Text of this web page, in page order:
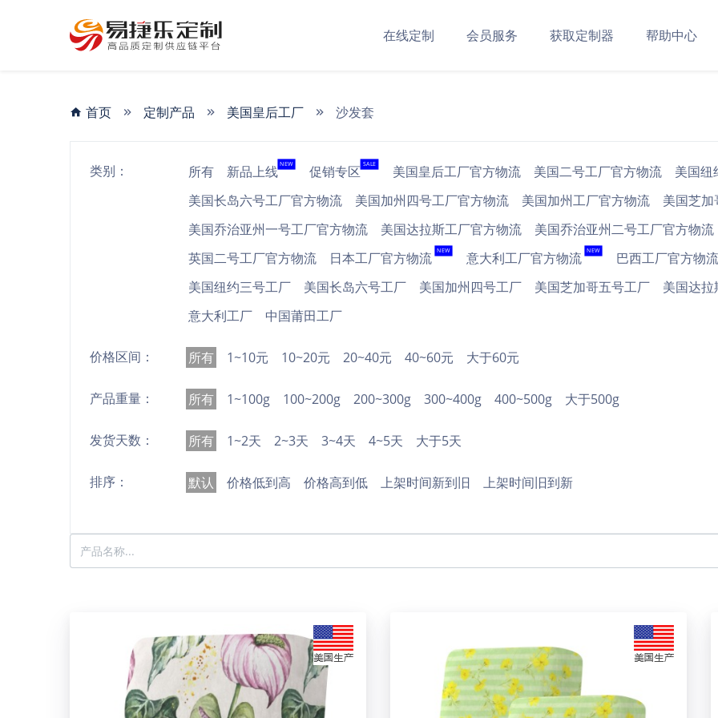
在线定制 会员服务 获取定制器 帮助中心
首页 定制产品 美国皇后工厂 沙发套
类别： 所有 新品上线 NEW 促销专区 SALE 美国皇后工厂官方物流 美国二号工厂官方物流
美国纽
美国长岛六号工厂官方物流
美国加州四号工厂官方物流 美国加州工厂官方物流
美国芝
美国乔治亚州一号工厂官方物流
美国达拉斯工厂官方物流
美国乔治亚州二号工厂官方物流
英国二号工厂官方物流
日本工厂官方物流 NEW 意大利工厂官方物流 NEW
巴西工厂官方物
美国纽约三号工厂
美国长岛六号工厂 美国加州四号工厂 美国芝加哥五号工厂
美国达
意大利工厂
中国莆田工厂
价格区间： 所有 1~10元 10~20元 20~40元 40~60元 大于60元
产品重量： 所有 1~100g 100~200g 200~300g 300~400g 400~500g 大于500g
发货天数： 所有 1~2天 2~3天 3~4天 4~5天 大于5天
排序： 默认 价格低到高 价格高到低 上架时间新到旧 上架时间旧到新